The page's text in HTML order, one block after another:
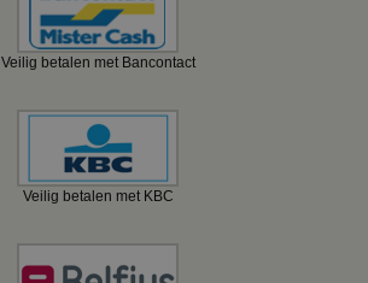
Veilig betalen met Bancontact
Veilig betalen met KBC